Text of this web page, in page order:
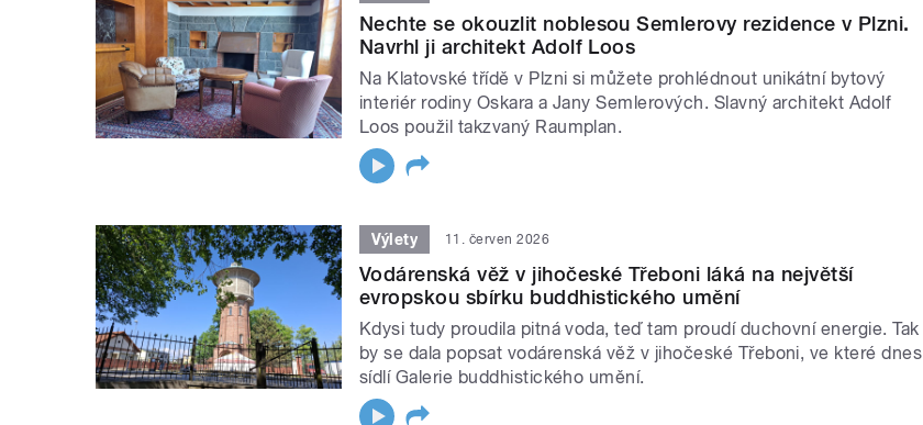
Nechte se okouzlit noblesou Semlerovy rezidence v Plzni.
Navrhl ji architekt Adolf Loos
Na Klatovské třídě v Plzni si můžete prohlédnout unikátní bytový
interiér rodiny Oskara a Jany Semlerových. Slavný architekt Adolf
Loos použil takzvaný Raumplan.
Výlety 11. červen 2026
Vodárenská věž v jihočeské Třeboni láká na největší
evropskou sbírku buddhistického umění
Kdysi tudy proudila pitná voda, teď tam proudí duchovní energie. Tak
by se dala popsat vodárenská věž v jihočeské Třeboni, ve které dnes
sídlí Galerie buddhistického umění.